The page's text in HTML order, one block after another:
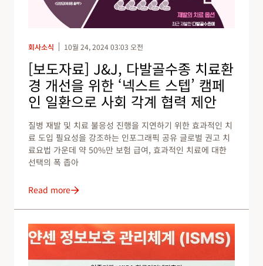
회사소식 10월 24, 2024 03:03 오전
[보도자료] J&J, 다발골수종 치료환
경 개선을 위한 ‘넥스트 스텝’ 캠페
인 일환으로 사회 각계 협력 제안
질병 재발 및 치료 불응성 진행을 지연하기 위한 효과적인 치
료 도입 필요성을 강조하는 인포그래픽 공유 글로벌 권고 치
료요법 가운데 약 50%만 보험 급여, 효과적인 치료에 대한
선택의 폭 좁아
Read more